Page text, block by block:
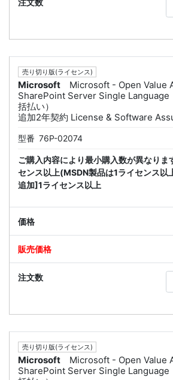
売り切り版(ライセンス)
Microsoft
Microsoft - Open Value
SharePoint Server Single Language
括払い）
追加2年契約 License & Software
型番 76P-02074
ご購入内容により最小購入数が異なり
センス以上(MSDN製品は1ライセンス以
追加]1ライセンス以上
売り切り版(ライセンス)
Microsoft
Microsoft - Open Value
SharePoint Server Single Language